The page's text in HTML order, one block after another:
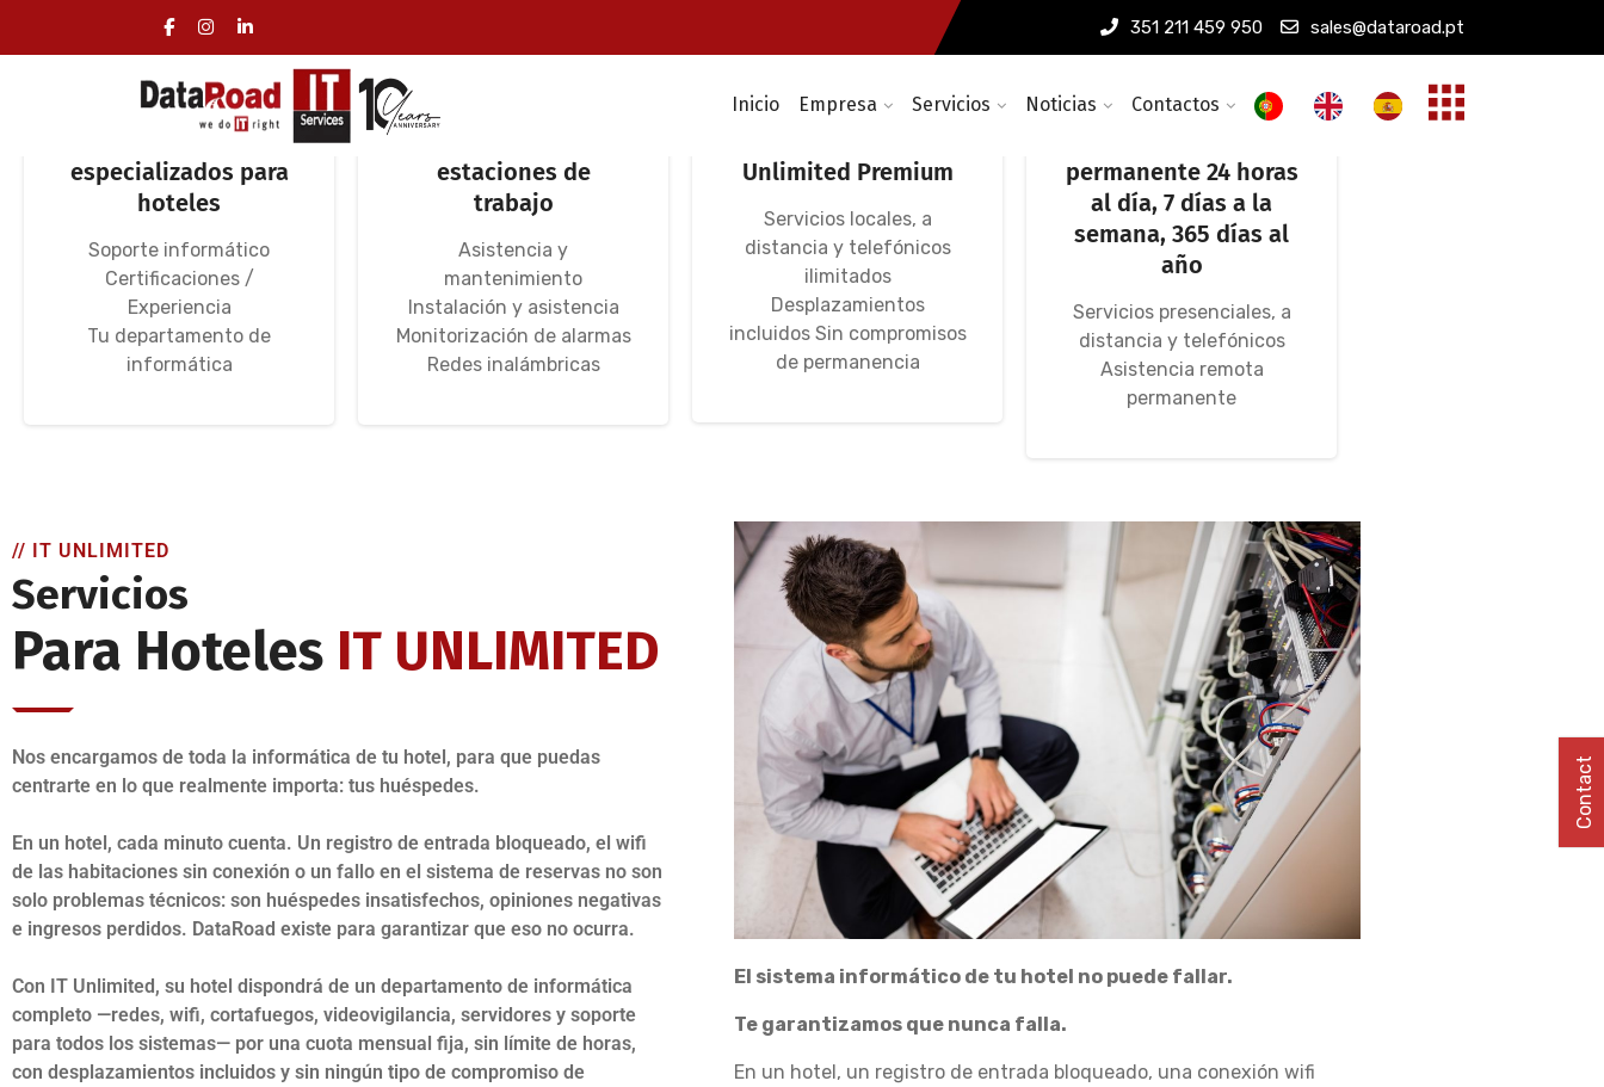
351 211 459 950 sales@dataroad.pt
Inicio Empresa Servicios Noticias Contactos
Servicios
informáticos
especializados para
hoteles
Soporte informático
Certificaciones /
Experiencia
Tu departamento de
informática
Redes informáticas:
estaciones de
trabajo
Asistencia y
mantenimiento
Instalación y asistencia
Monitorización de alarmas
Redes inalámbricas
Contrato de servicios
Unlimited Premium
Servicios locales, a
distancia y telefónicos
ilimitados
Desplazamientos
incluidos Sin compromisos
de permanencia
Asistencia
permanente 24 horas
al día, 7 días a la
semana, 365 días al
año
Servicios presenciales, a
distancia y telefónicos
Asistencia remota
permanente
// IT UNLIMITED
Servicios
Para Hoteles IT UNLIMITED
Nos encargamos de toda la informática de tu hotel, para que puedas
centrarte en lo que realmente importa: tus huéspedes.
En un hotel, cada minuto cuenta. Un registro de entrada bloqueado, el wifi
de las habitaciones sin conexión o un fallo en el sistema de reservas no son
solo problemas técnicos: son huéspedes insatisfechos, opiniones negativas
e ingresos perdidos. DataRoad existe para garantizar que eso no ocurra.
Con IT Unlimited, su hotel dispondrá de un departamento de informática
completo —redes, wifi, cortafuegos, videovigilancia, servidores y soporte
para todos los sistemas— por una cuota mensual fija, sin límite de horas,
con desplazamientos incluidos y sin ningún tipo de compromiso de
El sistema informático de tu hotel no puede fallar.
Te garantizamos que nunca falla.
En un hotel, un registro de entrada bloqueado, una conexión wifi
Contact